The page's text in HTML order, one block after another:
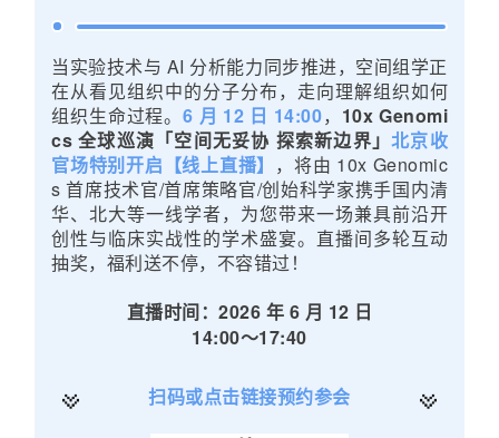
当实验技术与 AI 分析能力同步推进，空间组学正
在从看见组织中的分子分布，走向理解组织如何
组织生命过程。6 月 12 日 14:00， 10x Genomi
cs 全球巡演「空间无妥协 探索新边界」北京收
官场特别开启【线上直播】 ，将由 10x Genomic
s首席技术官/首席策略官/创始科学家携手国内清
华、北大等一线学者，为您带来一场兼具前沿开
创性与临床实战性的学术盛宴。直播间多轮互动
抽奖，福利送不停，不容错过！
直播时间：2026 年 6 月 12 日
14:00～17:40
扫码或点击链接预约参会